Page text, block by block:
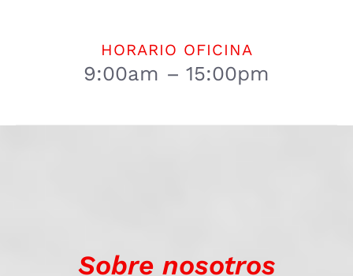
HORARIO OFICINA
9:00am – 15:00pm
Sobre nosotros